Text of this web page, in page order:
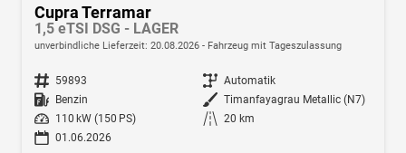
Cupra Terramar
1,5 eTSI DSG - LAGER
unverbindliche Lieferzeit: 20.08.2026 Fahrzeug mit Tageszulassung
Fahrzeugnr. 59893 Getriebe Automatik
Kraftstoff Benzin Außenfarbe Timanfayagrau Metallic (N7)
Leistung
110 kW (150 PS) Kilometerstand 20 km
01.06.2026